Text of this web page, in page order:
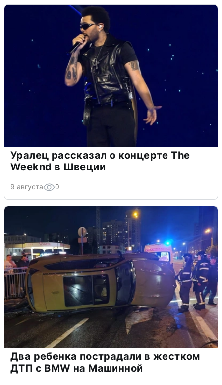
Уралец рассказал о концерте The
Weeknd в Швеции
9 августа 0
Два ребенка пострадали в жестком
ДТП с BMW на Машинной